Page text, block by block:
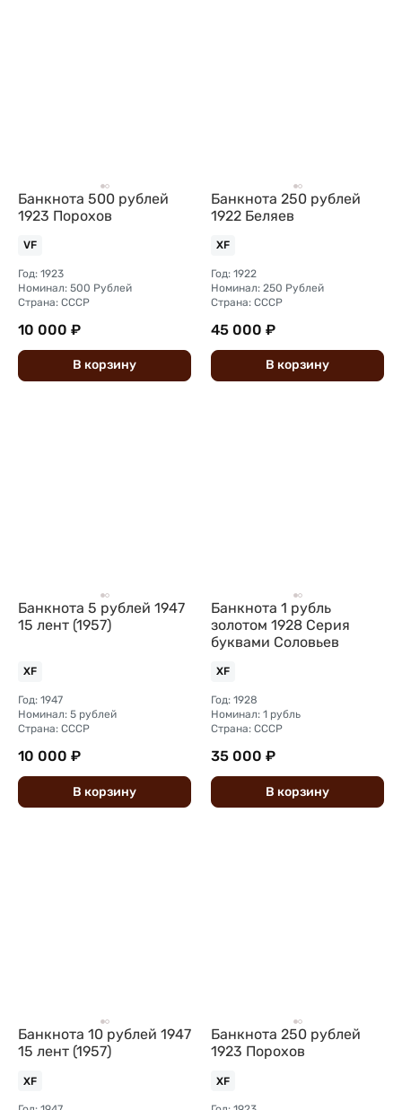
Банкнота 500 рублей
1923 Порохов
VF
Год: 1923
Номинал: 500 Рублей
Страна: СССР
10 000 ₽
В корзину
Банкнота 250 рублей
1922 Беляев
XF
Год: 1922
Номинал: 250 Рублей
Страна: СССР
45 000 ₽
В корзину
Банкнота 5 рублей 1947
15 лент (1957)
XF
Год: 1947
Номинал: 5 рублей
Страна: СССР
10 000 ₽
В корзину
Банкнота 1 рубль
золотом 1928 Серия
буквами Соловьев
XF
Год: 1928
Номинал: 1 рубль
Страна: СССР
35 000 ₽
В корзину
Банкнота 10 рублей 1947
15 лент (1957)
XF
Банкнота 250 рублей
1923 Порохов
XF